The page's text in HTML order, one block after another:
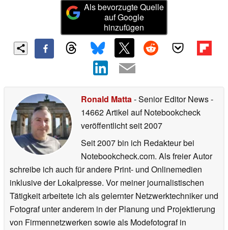
Als bevorzugte Quelle
auf Google
hinzufügen
Ronald Matta- Senior Editor News-
14662 Artikel auf Notebookcheck
veröffentlichtseit 2007
Seit 2007 bin ich Redakteur bei
Notebookcheck.com. Als freier Autor
schreibe ich auch für andere Print- und Onlinemedien
inklusive der Lokalpresse. Vor meiner journalistischen
Tätigkeit arbeitete ich als gelernter Netzwerktechniker und
Fotograf unter anderem in der Planung und Projektierung
von Firmennetzwerken sowie als Modefotograf in